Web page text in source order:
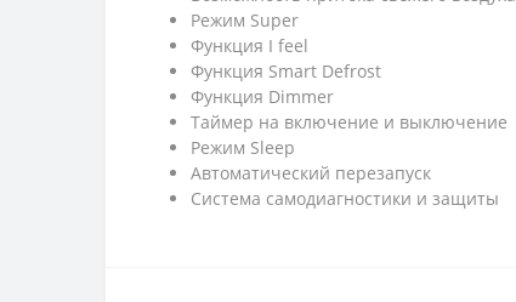
Режим Super
Функция I feel
Функция Smart Defrost
Функция Dimmer
Таймер на включение и выключение
Режим Sleep
Автоматический перезапуск
Система самодиагностики и защиты